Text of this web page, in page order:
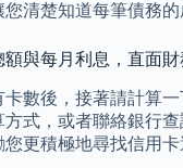
清楚知道每筆債務
與每月利息，直面財
數後，接著請計算
式，或者聯絡銀行
更積極地尋找信用卡